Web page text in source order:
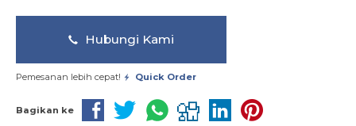
Hubungi Kami
Pemesanan lebih cepat! Quick Order
Bagikan ke